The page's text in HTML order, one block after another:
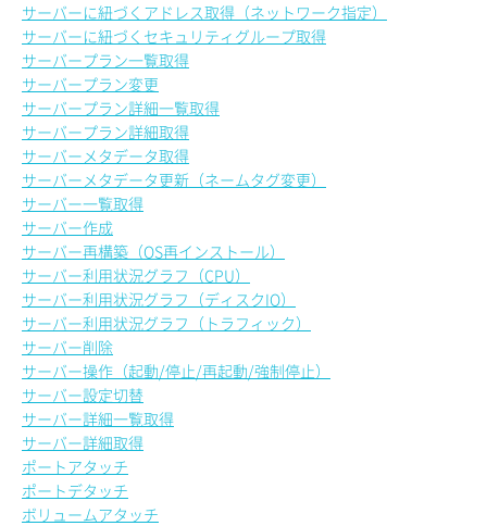
サーバーに紐づくアドレス取得（ネットワーク指定）
サーバーに紐づくセキュリティグループ取得
サーバープラン一覧取得
サーバープラン変更
サーバープラン詳細一覧取得
サーバープラン詳細取得
サーバーメタデータ取得
サーバーメタデータ更新（ネームタグ変更）
サーバー一覧取得
サーバー作成
サーバー再構築（OS再インストール）
サーバー利用状況グラフ（CPU）
サーバー利用状況グラフ（ディスクIO）
サーバー利用状況グラフ（トラフィック）
サーバー削除
サーバー操作（起動/停止/再起動/強制停止）
サーバー設定切替
サーバー詳細一覧取得
サーバー詳細取得
ポートアタッチ
ポートデタッチ
ボリュームアタッチ